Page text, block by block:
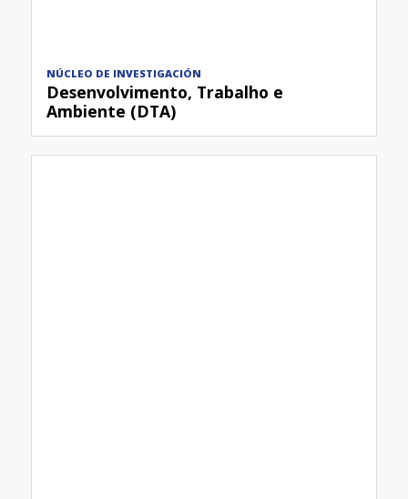
NÚCLEO DE INVESTIGACIÓN
Desenvolvimento, Trabalho e
Ambiente (DTA)